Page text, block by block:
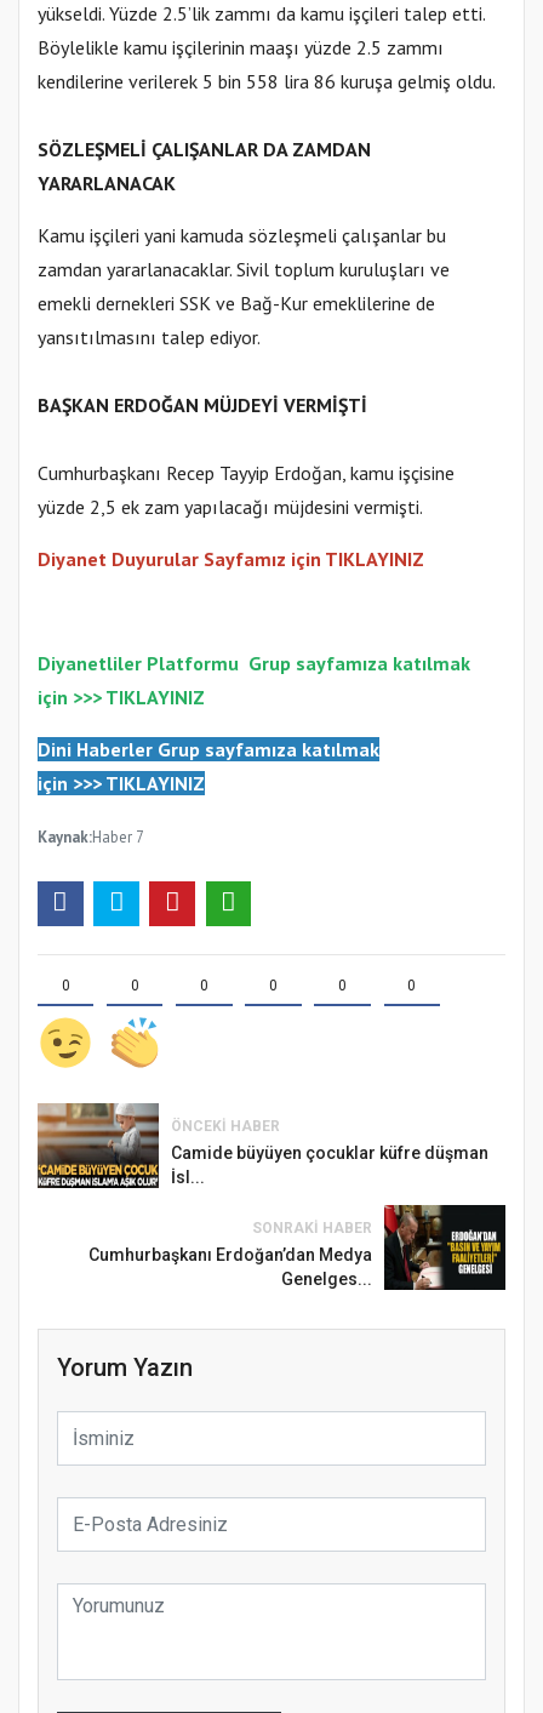
yükseldi. Yüzde 2.5’lik zammı da kamu işçileri talep etti.
Böylelikle kamu işçilerinin maaşı yüzde 2.5 zammı
kendilerine verilerek 5 bin 558 lira 86 kuruşa gelmiş oldu.
SÖZLEŞMELİ ÇALIŞANLAR DA ZAMDAN
YARARLANACAK
Kamu işçileri yani kamuda sözleşmeli çalışanlar bu
zamdan yararlanacaklar. Sivil toplum kuruluşları ve
emekli dernekleri SSK ve Bağ-Kur emeklilerine de
yansıtılmasını talep ediyor.
BAŞKAN ERDOĞAN MÜJDEYİ VERMİŞTİ
Cumhurbaşkanı Recep Tayyip Erdoğan, kamu işçisine
yüzde 2,5 ek zam yapılacağı müjdesini vermişti.
Diyanet Duyurular Sayfamız için TIKLAYINIZ
Diyanetliler Platformu Grup sayfamıza katılmak
için >>> TIKLAYINIZ
Dini Haberler Grup sayfamıza katılmak
için >>> TIKLAYINIZ
Kaynak:Haber 7
0 0 0 0 0 0
ÖNCEKI HABER
Camide büyüyen çocuklar küfre düşman
İsl...
SONRAKI HABER
Cumhurbaşkanı Erdoğan’dan Medya
Genelges...
Yorum Yazın
Samsun Atakum’da Ayasofya Camii
Etkinliği
Türkiye’de insanlar dinle bağlarını